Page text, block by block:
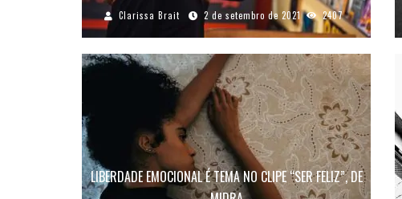
Clarissa Brait 2 de setembro de 2021 2407
LIBERDADE EMOCIONAL É TEMA NO CLIPE “SER FELIZ”, DE